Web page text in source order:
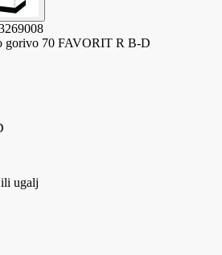
gorivo 70 FAVORIT R B-D
ugalj